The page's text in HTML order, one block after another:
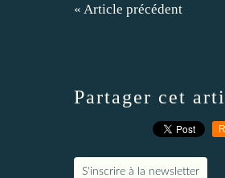
« Article précédent
Partager cet
S'inscrire à la newsletter